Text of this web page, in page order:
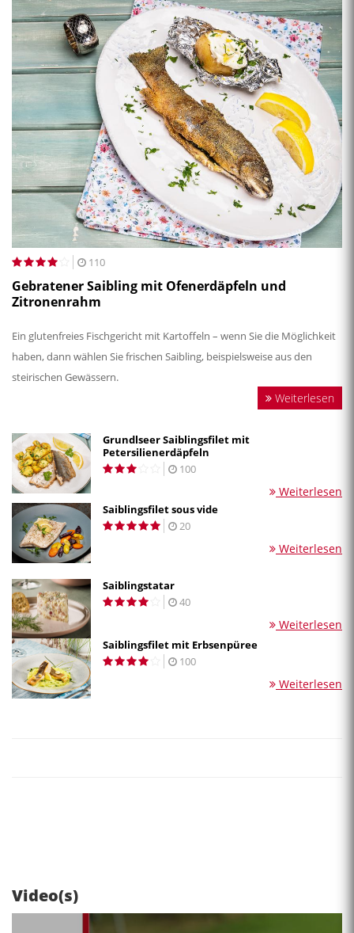
110
Gebratener Saibling mit Ofenerdäpfeln und
Zitronenrahm
Ein glutenfreies Fischgericht mit Kartoffeln – wenn Sie die Möglichkeit
haben, dann wählen Sie frischen Saibling, beispielsweise aus den
steirischen Gewässern.
Weiterlesen
Grundlseer Saiblingsfilet mit
Petersilienerdäpfeln
100
Weiterlesen
Saiblingsfilet sous vide
20
Weiterlesen
Saiblingstatar
40
Weiterlesen
Saiblingsfilet mit Erbsenpüree
100
Weiterlesen
Video(s)